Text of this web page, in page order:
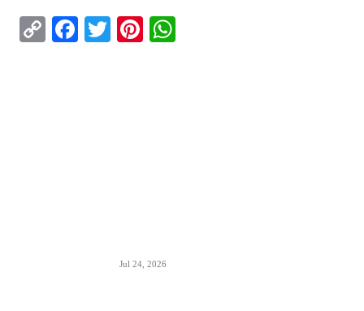
CopyFacebook
TwitterPinterest
Jul 24, 2026